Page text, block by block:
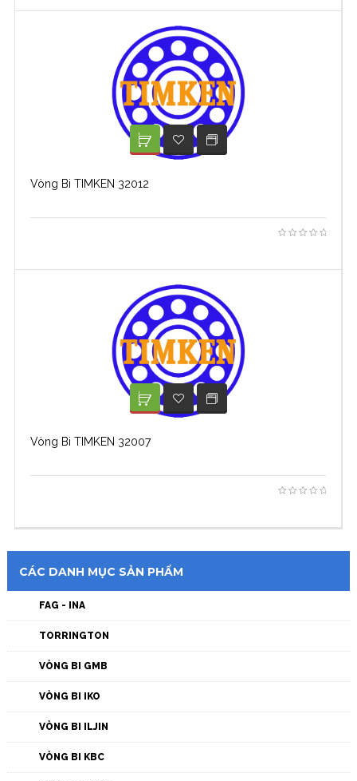
XEM TIẾPADD TO WISHLIST
Vòng Bi TIMKEN 32012
XEM TIẾPADD TO WISHLIST
Vòng Bi TIMKEN 32007
CÁC DANH MỤC SẢN PHẨM
FAG - INA
TORRINGTON
VÒNG BI GMB
VÒNG BI IKO
VÒNG BI ILJIN
VÒNG BI KBC